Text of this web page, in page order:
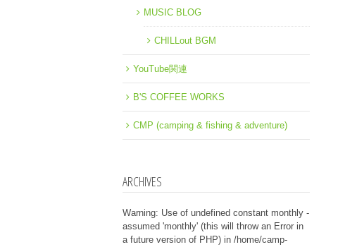
MUSIC BLOG
CHILLout BGM
YouTube関連
B'S COFFEE WORKS
CMP (camping & fishing & adventure)
ARCHIVES
Warning: Use of undefined constant monthly -
assumed 'monthly' (this will throw an Error in
a future version of PHP) in /home/camp-